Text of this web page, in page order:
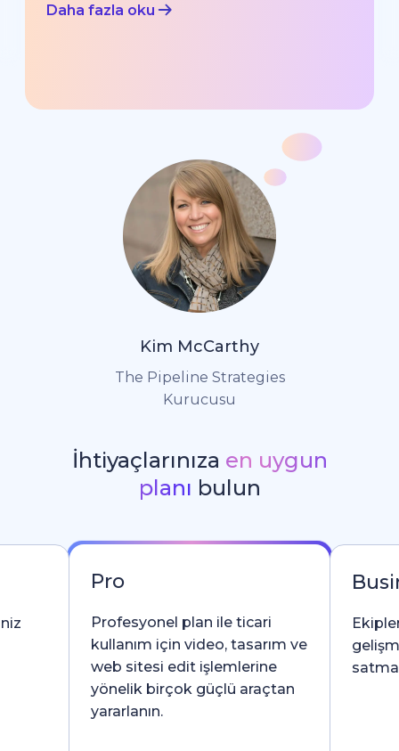
Daha fazla oku
Kim McCarthy
The Pipeline Strategies
Kurucusu
İhtiyaçlarınıza en uygun
planı bulun
Pro
Profesyonel plan ile ticari
kullanım için video, tasarım ve
web sitesi edit işlemlerine
yönelik birçok güçlü araçtan
yararlanın.
satma